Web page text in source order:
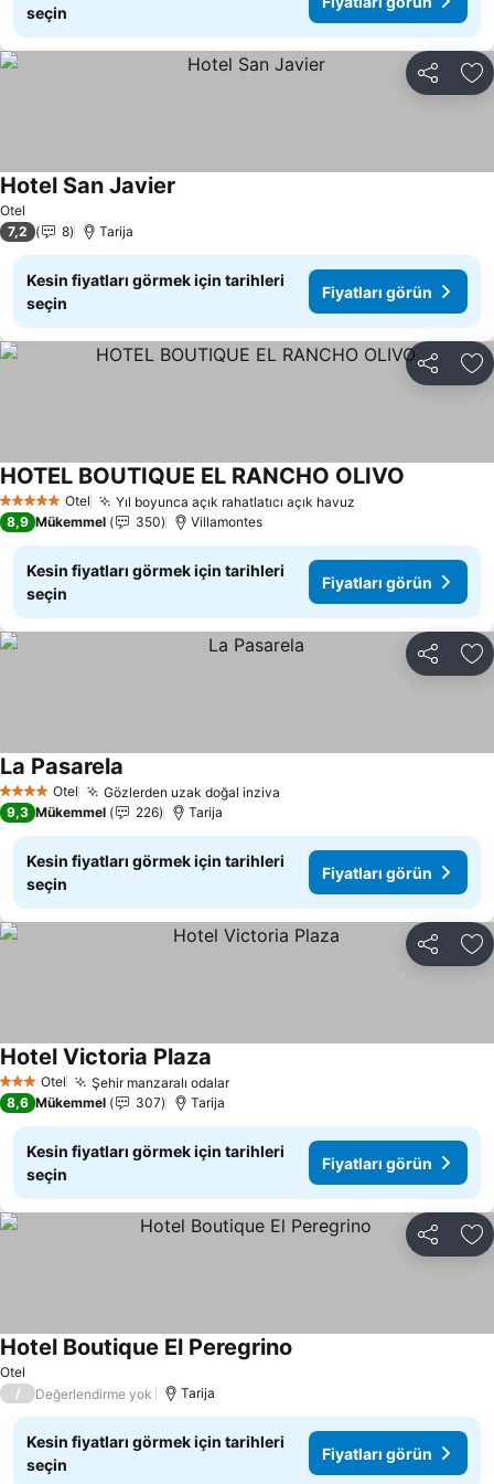
seçin
Paylaş
Otel
Hotel San Javier
7,2 8 Tarija
Kesin fiyatları görmek için tarihleri
seçin
Fiyatları görün
Paylaş
5 Yıldız Otel Yıl boyunca açık rahatlatıcı açık havuz
HOTEL BOUTIQUE EL RANCHO OLIVO
8,9 Mükemmel 350 Villamontes
Kesin fiyatları görmek için tarihleri
seçin
Fiyatları görün
Paylaş
4 Yıldız Otel Gözlerden uzak doğal inziva
La Pasarela
9,3 Mükemmel 226 Tarija
Kesin fiyatları görmek için tarihleri
seçin
Fiyatları görün
Paylaş
3 YıldızOtel Şehir manzaralı odalar
Hotel Victoria Plaza
8,6 Mükemmel 307 Tarija
Kesin fiyatları görmek için tarihleri
seçin
Fiyatları görün
Paylaş
Otel
Hotel Boutique El Peregrino
/ Değerlendirme yok Tarija
Kesin fiyatları görmek için tarihleri
seçin
Fiyatları görün